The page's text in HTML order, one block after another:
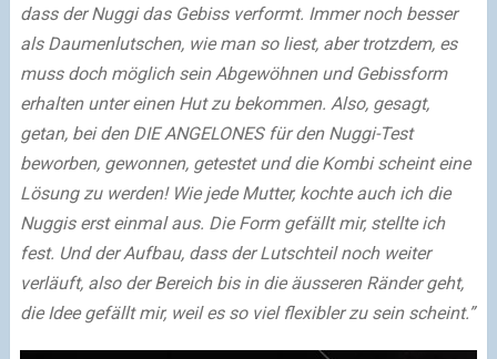
dass der Nuggi das Gebiss verformt. Immer noch besser
als Daumenlutschen, wie man so liest, aber trotzdem, es
muss doch möglich sein Abgewöhnen und Gebissform
erhalten unter einen Hut zu bekommen. Also, gesagt,
getan, bei den DIE ANGELONES für den Nuggi-Test
beworben, gewonnen, getestet und die Kombi scheint eine
Lösung zu werden! Wie jede Mutter, kochte auch ich die
Nuggis erst einmal aus. Die Form gefällt mir, stellte ich
fest. Und der Aufbau, dass der Lutschteil noch weiter
verläuft, also der Bereich bis in die äusseren Ränder geht,
die Idee gefällt mir, weil es so viel flexibler zu sein scheint.”